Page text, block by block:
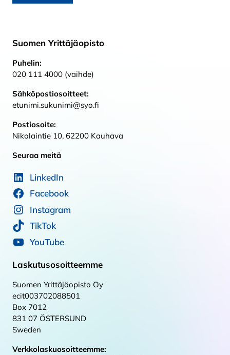
Suomen Yrittäjäopisto
Puhelin:
020 111 4000 (vaihde)
Sähköpostiosoitteet:
etunimi.sukunimi@syo.fi
Postiosoite:
Nikolaintie 10, 62200 Kauhava
Seuraa meitä
LinkedIn
Facebook
Instagram
TikTok
YouTube
Laskutusosoitteemme
Suomen Yrittäjäopisto Oy
ecit003702088501
Box 7012
831 07 ÖSTERSUND
Sweden
Verkkolaskuosoitteemme: